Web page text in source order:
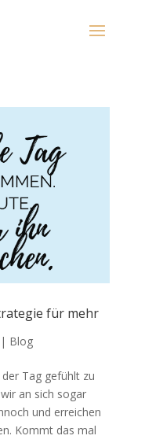
für mehr
Blog
Tag gefühlt zu
an sich sogar
und erreichen
Kommt das mal